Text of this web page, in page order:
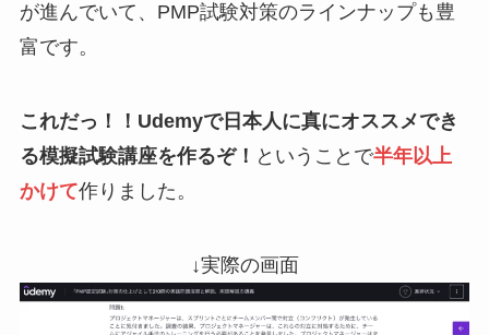
が進んでいて、PMP試験対策のラインナップも豊
富です。
これだっ！！Udemyで日本人に真にオススメでき
る模擬試験講座を作るぞ！ ということで半年以上
かけて作りました。
↓実際の画面